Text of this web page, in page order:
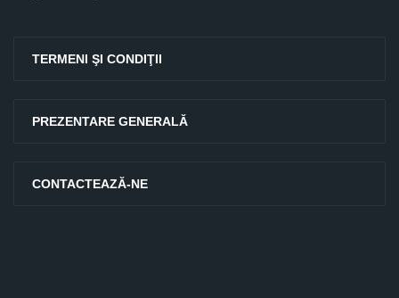
TERMENI ŞI CONDIŢII
PREZENTARE GENERALĂ
CONTACTEAZĂ-NE